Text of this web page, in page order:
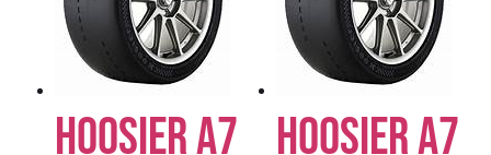
HOOSIER A7
HOOSIER A7